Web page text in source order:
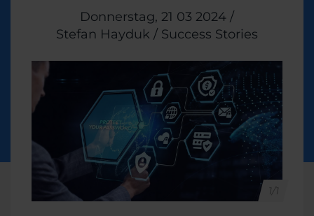
Veröffentlicht am
Donnerstag, 21 03 2024 /
Stefan Hayduk / Themen:
Success Stories
1/1